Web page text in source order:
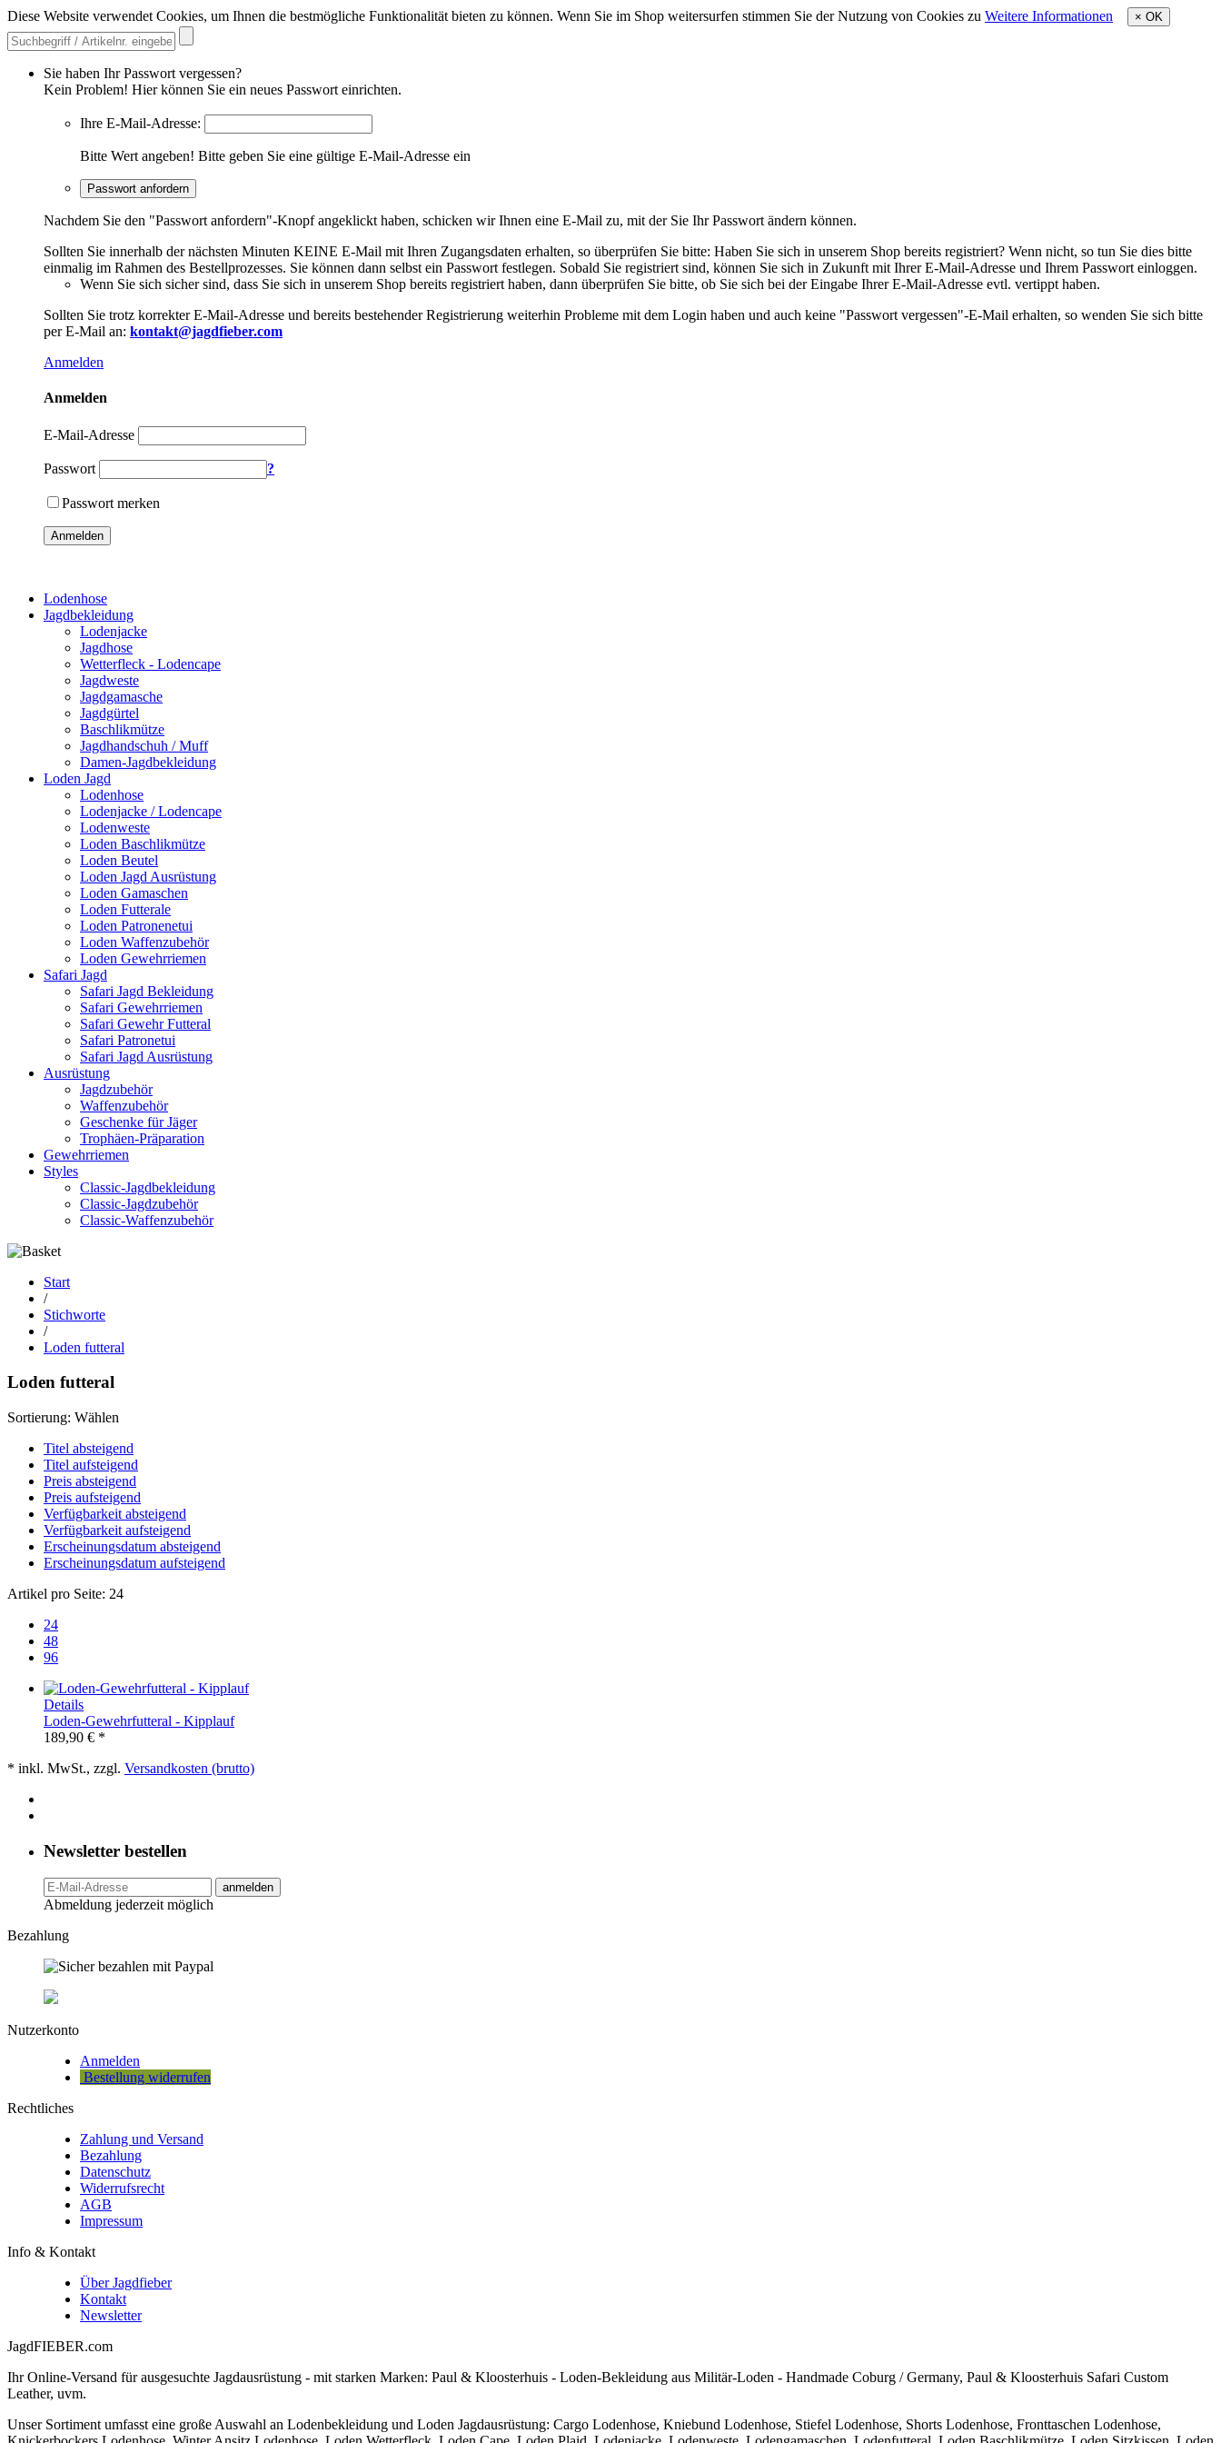
Diese Website verwendet Cookies, um Ihnen die bestmögliche Funktionalität bieten zu können. Wenn Sie im Shop weitersurfen stimmen Sie der Nutzung von Cookies zu Weitere Informationen × OK
Sie haben Ihr Passwort vergessen?
Kein Problem! Hier können Sie ein neues Passwort einrichten.
Ihre E-Mail-Adresse:
Bitte Wert angeben! Bitte geben Sie eine gültige E-Mail-Adresse ein
Passwort anfordern
Nachdem Sie den "Passwort anfordern"-Knopf angeklickt haben, schicken wir Ihnen eine E-Mail zu, mit der Sie Ihr Passwort ändern können.
Sollten Sie innerhalb der nächsten Minuten KEINE E-Mail mit Ihren Zugangsdaten erhalten, so überprüfen Sie bitte: Haben Sie sich in unserem Shop bereits registriert? Wenn nicht, so tun Sie dies bitte
einmalig im Rahmen des Bestellprozesses. Sie können dann selbst ein Passwort festlegen. Sobald Sie registriert sind, können Sie sich in Zukunft mit Ihrer E-Mail-Adresse und Ihrem Passwort einloggen.
Wenn Sie sich sicher sind, dass Sie sich in unserem Shop bereits registriert haben, dann überprüfen Sie bitte, ob Sie sich bei der Eingabe Ihrer E-Mail-Adresse evtl. vertippt haben.
Sollten Sie trotz korrekter E-Mail-Adresse und bereits bestehender Registrierung weiterhin Probleme mit dem Login haben und auch keine "Passwort vergessen"-E-Mail erhalten, so wenden Sie sich bitte
per E-Mail an: kontakt@jagdfieber.com
Anmelden
Anmelden
E-Mail-Adresse
Passwort ?
Passwort merken
Anmelden
Lodenhose
Jagdbekleidung
Lodenjacke
Jagdhose
Wetterfleck - Lodencape
Jagdweste
Jagdgamasche
Jagdgürtel
Baschlikmütze
Jagdhandschuh / Muff
Damen-Jagdbekleidung
Loden Jagd
Lodenhose
Lodenjacke / Lodencape
Lodenweste
Loden Baschlikmütze
Loden Beutel
Loden Jagd Ausrüstung
Loden Gamaschen
Loden Futterale
Loden Patronenetui
Loden Waffenzubehör
Loden Gewehrriemen
Safari Jagd
Safari Jagd Bekleidung
Safari Gewehrriemen
Safari Gewehr Futteral
Safari Patronetui
Safari Jagd Ausrüstung
Ausrüstung
Jagdzubehör
Waffenzubehör
Geschenke für Jäger
Trophäen-Präparation
Gewehrriemen
Styles
Classic-Jagdbekleidung
Classic-Jagdzubehör
Classic-Waffenzubehör
Start
/
Stichworte
/
Loden futteral
Loden futteral
Sortierung: Wählen
Titel absteigend
Titel aufsteigend
Preis absteigend
Preis aufsteigend
Verfügbarkeit absteigend
Verfügbarkeit aufsteigend
Erscheinungsdatum absteigend
Erscheinungsdatum aufsteigend
Artikel pro Seite: 24
24
48
96
Details
Loden-Gewehrfutteral - Kipplauf
189,90 € *
* inkl. MwSt., zzgl. Versandkosten (brutto)
Newsletter bestellen
anmelden
Abmeldung jederzeit möglich
Bezahlung
Nutzerkonto
Anmelden
Bestellung widerrufen
Rechtliches
Zahlung und Versand
Bezahlung
Datenschutz
Widerrufsrecht
AGB
Impressum
Info & Kontakt
Über Jagdfieber
Kontakt
Newsletter
JagdFIEBER.com
Ihr Online-Versand für ausgesuchte Jagdausrüstung - mit starken Marken: Paul & Kloosterhuis - Loden-Bekleidung aus Militär-Loden - Handmade Coburg / Germany, Paul & Kloosterhuis Safari Custom
Leather, uvm.
Unser Sortiment umfasst eine große Auswahl an Lodenbekleidung und Loden Jagdausrüstung: Cargo Lodenhose, Kniebund Lodenhose, Stiefel Lodenhose, Shorts Lodenhose, Fronttaschen Lodenhose,